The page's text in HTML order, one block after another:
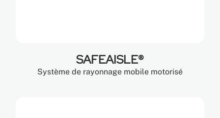
SAFEAISLE®
Système de rayonnage mobile motorisé